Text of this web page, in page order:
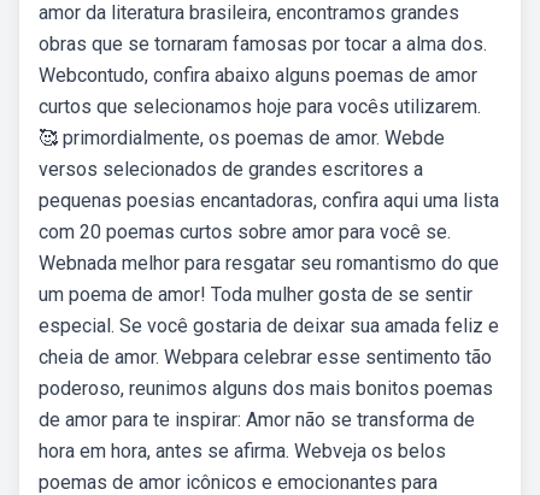
amor da literatura brasileira, encontramos grandes
obras que se tornaram famosas por tocar a alma dos.
Webcontudo, confira abaixo alguns poemas de amor
curtos que selecionamos hoje para vocês utilizarem.
🥰 primordialmente, os poemas de amor. Webde
versos selecionados de grandes escritores a
pequenas poesias encantadoras, confira aqui uma lista
com 20 poemas curtos sobre amor para você se.
Webnada melhor para resgatar seu romantismo do que
um poema de amor! Toda mulher gosta de se sentir
especial. Se você gostaria de deixar sua amada feliz e
cheia de amor. Webpara celebrar esse sentimento tão
poderoso, reunimos alguns dos mais bonitos poemas
de amor para te inspirar: Amor não se transforma de
hora em hora, antes se afirma. Webveja os belos
poemas de amor icônicos e emocionantes para